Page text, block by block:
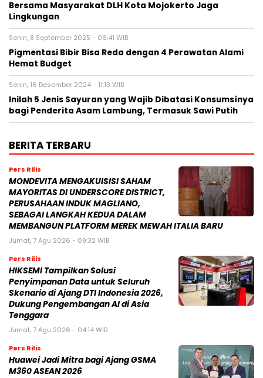
Bersama Masyarakat DLH Kota Mojokerto Jaga
Lingkungan
Senin, 8 September 2025 - 06:41 WIB
Pigmentasi Bibir Bisa Reda dengan 4 Perawatan Alami
Hemat Budget
Senin, 16 Desember 2024 - 11:13 WIB
Inilah 5 Jenis Sayuran yang Wajib Dibatasi Konsumsìnya
bagi Penderita Asam Lambung, Termasuk Sawi Putih
BERITA TERBARU
Pers Rilis
MONDEVITA MENGAKUISISI SAHAM
MAYORITAS DI UNDERSCORE DISTRICT,
PERUSAHAAN INDUK MAGLIANO,
SEBAGAI LANGKAH KEDUA DALAM
MEMBANGUN PLATFORM MEREK MEWAH ITALIA BARU
Jumat, 7 Agu 2026 - 09:32 WIB
Pers Rilis
HIKSEMI Tampilkan Solusi
Penyimpanan Data untuk Seluruh
Skenario di Ajang DTI Indonesia 2026,
Dukung Pengembangan AI di Asia
Tenggara
Jumat, 7 Agu 2026 - 04:14 WIB
Pers Rilis
Huawei Jadi Mitra bagi Ajang GSMA
M360 ASEAN 2026